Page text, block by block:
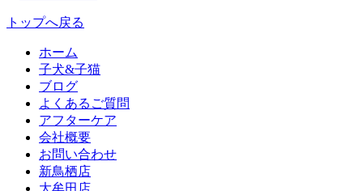
トップへ戻る
ホーム
子犬&子猫
ブログ
よくあるご質問
アフターケア
会社概要
お問い合わせ
新鳥栖店
大牟田店